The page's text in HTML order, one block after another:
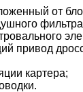
от
привод
картера;